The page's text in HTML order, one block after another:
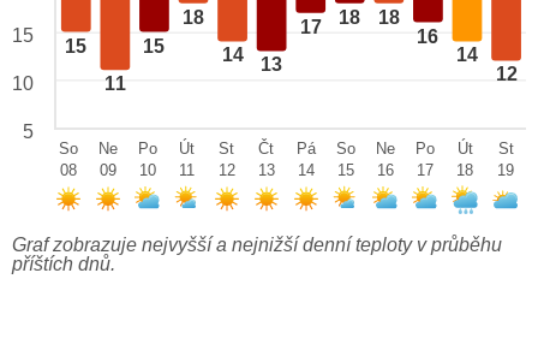
15
11
15
18
14 13
17 18 18
16
14
12
15
10
5
So
08
Ne
09
Po
10
Út
11
St
12
Čt
13
Pá
14
So
15
Ne
16
Po
17
Út
18
St
19
Graf zobrazuje nejvyšší a nejnižší denní teploty v průběhu
příštích dnů.